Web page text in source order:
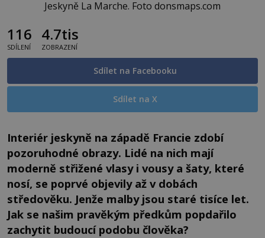
Jeskyně La Marche. Foto donsmaps.com
116
SDÍLENÍ
4.7tis
ZOBRAZENÍ
Sdílet na Facebooku
Sdílet na X
Interiér jeskyně na západě Francie zdobí
pozoruhodné obrazy. Lidé na nich mají
moderně střižené vlasy i vousy a šaty, které
nosí, se poprvé objevily až v dobách
středověku. Jenže malby jsou staré tisíce let.
Jak se našim pravěkým předkům popdařilo
zachytit budoucí podobu člověka?